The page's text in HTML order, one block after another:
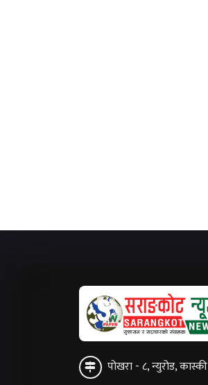
पोखरा - ८, न्युरोड, कास्की